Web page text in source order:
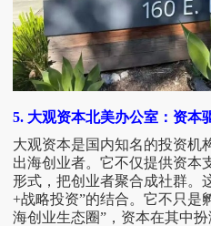
5. 大观资本北美办公室：资本
大观资本是国内知名的投资机
出海创业者。它不仅提供资本
形式，把创业者聚合成社群。
+战略投资”的结合。它不只是
海创业生态圈”，资本在其中扮